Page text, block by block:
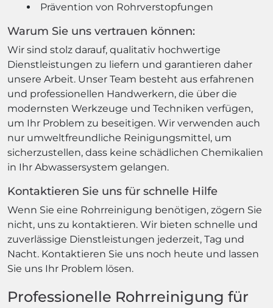
Prävention von Rohrverstopfungen
Warum Sie uns vertrauen können:
Wir sind stolz darauf, qualitativ hochwertige
Dienstleistungen zu liefern und garantieren daher
unsere Arbeit. Unser Team besteht aus erfahrenen
und professionellen Handwerkern, die über die
modernsten Werkzeuge und Techniken verfügen,
um Ihr Problem zu beseitigen. Wir verwenden auch
nur umweltfreundliche Reinigungsmittel, um
sicherzustellen, dass keine schädlichen Chemikalien
in Ihr Abwassersystem gelangen.
Kontaktieren Sie uns für schnelle Hilfe
Wenn Sie eine Rohrreinigung benötigen, zögern Sie
nicht, uns zu kontaktieren. Wir bieten schnelle und
zuverlässige Dienstleistungen jederzeit, Tag und
Nacht. Kontaktieren Sie uns noch heute und lassen
Sie uns Ihr Problem lösen.
Professionelle Rohrreinigung für